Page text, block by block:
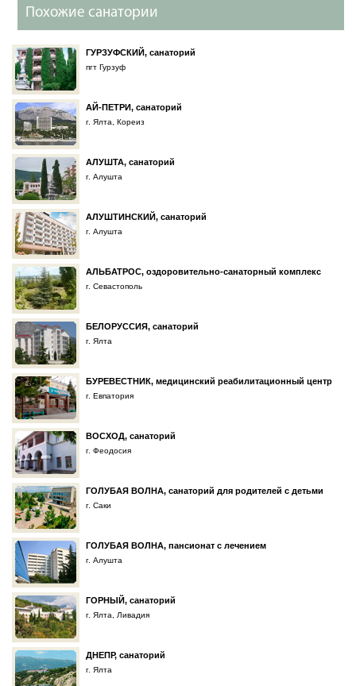
Похожие санатории
ГУРЗУФСКИЙ, санаторий
пгт Гурзуф
АЙ-ПЕТРИ, санаторий
г. Ялта, Кореиз
АЛУШТА, санаторий
г. Алушта
АЛУШТИНСКИЙ, санаторий
г. Алушта
АЛЬБАТРОС, оздоровительно-санаторный комплекс
г. Севастополь
БЕЛОРУССИЯ, санаторий
г. Ялта
БУРЕВЕСТНИК, медицинский реабилитационный центр
г. Евпатория
ВОСХОД, санаторий
г. Феодосия
ГОЛУБАЯ ВОЛНА, санаторий для родителей с детьми
г. Саки
ГОЛУБАЯ ВОЛНА, пансионат с лечением
г. Алушта
ГОРНЫЙ, санаторий
г. Ялта, Ливадия
ДНЕПР, санаторий
г. Ялта